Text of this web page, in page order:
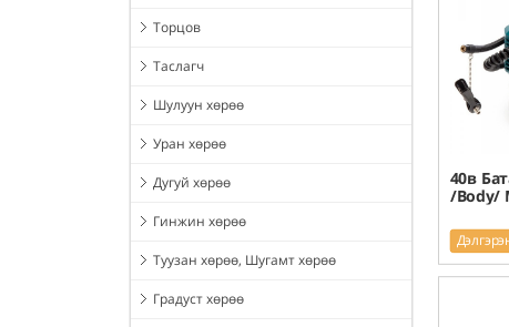
Торцов
Таслагч
Шулуун хөрөө
Уран хөрөө
Дугуй хөрөө
Гинжин хөрөө
Туузан хөрөө, Шугамт хөрөө
Градуст хөрөө
40в
/Body/